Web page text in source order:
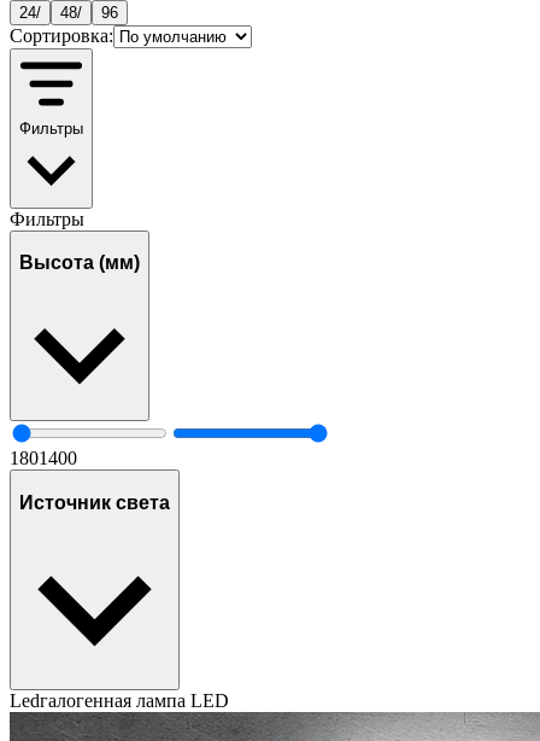
24/ 48/ 96
Сортировка:
Фильтры
Фильтры
Высота (мм)
1801400
Источник света
Ledгалогенная лампа LED